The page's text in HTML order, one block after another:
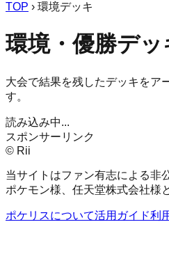
TOP › 環境デッキ
環境・優勝デッ
大会で結果を残したデッキをア
す。
読み込み中...
スポンサーリンク
© Rii
当サイトはファン有志による非
ポケモン様、任天堂株式会社様
ポケリスについて活用ガイド利